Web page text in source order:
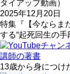
タイアップ動画）
2025年12月20日
特集『【今ならま
する“起死回生の手
講師の著書
13歳から身につけ